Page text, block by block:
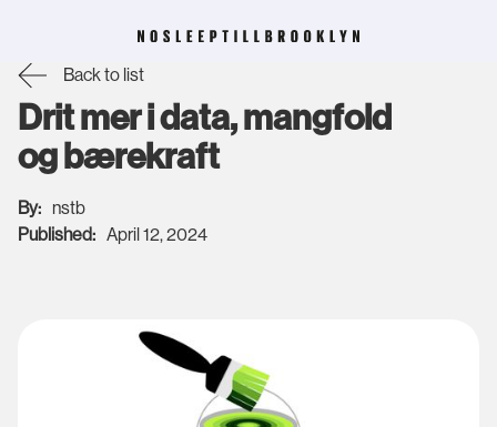
Back to list
Drit mer i data, mangfold
og bærekraft
By:
nstb
Published:
April 12, 2024